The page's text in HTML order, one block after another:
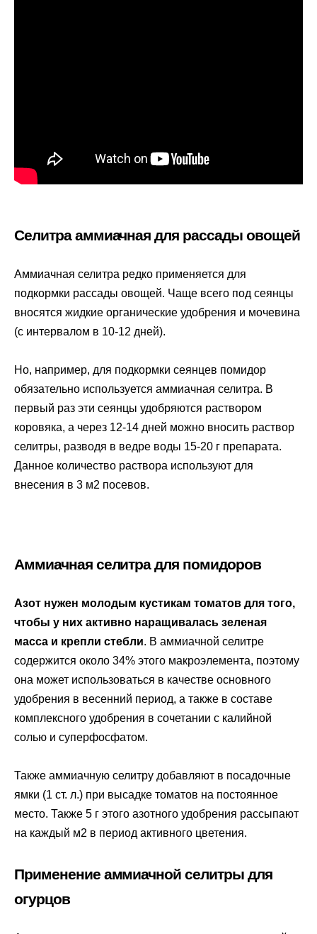
Селитра аммиачная для рассады овощей
Аммиачная селитра редко применяется для
подкормки рассады овощей. Чаще всего под сеянцы
вносятся жидкие органические удобрения и мочевина
(с интервалом в 10-12 дней).
Но, например, для подкормки сеянцев помидор
обязательно используется аммиачная селитра. В
первый раз эти сеянцы удобряются раствором
коровяка, а через 12-14 дней можно вносить раствор
селитры, разводя в ведре воды 15-20 г препарата.
Данное количество раствора используют для
внесения в 3 м2 посевов.
Аммиачная селитра для помидоров
Азот нужен молодым кустикам томатов для того,
чтобы у них активно наращивалась зеленая
масса и крепли стебли. В аммиачной селитре
содержится около 34% этого макроэлемента, поэтому
она может использоваться в качестве основного
удобрения в весенний период, а также в составе
комплексного удобрения в сочетании с калийной
солью и суперфосфатом.
Также аммиачную селитру добавляют в посадочные
ямки (1 ст. л.) при высадке томатов на постоянное
место. Также 5 г этого азотного удобрения рассыпают
на каждый м2 в период активного цветения.
Применение аммиачной селитры для
огурцов